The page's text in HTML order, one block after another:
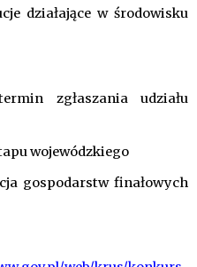
działające w środowisku
zgłaszania udziału
wojewódzkiego
gospodarstw finałowych